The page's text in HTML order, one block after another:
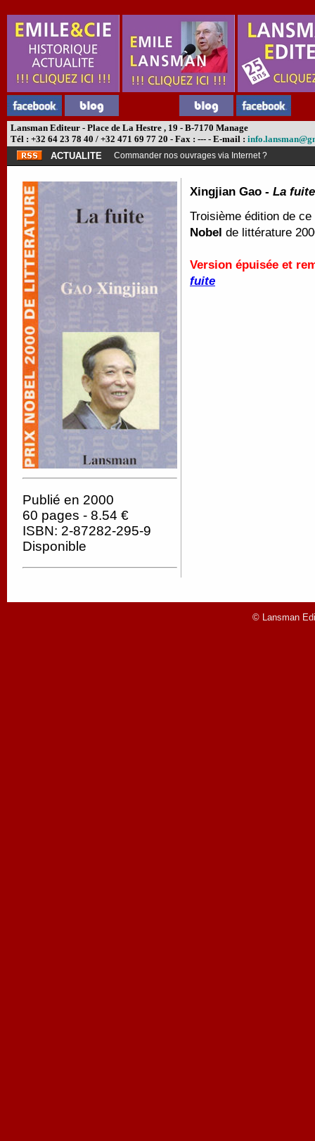
Lansman Editeur - Place de La Hestre , 19 - B-7170 Manage
Tél : +32 64 23 78 40 / +32 471 69 77 20 - Fax : --- - E-mail :
ACTUALITE
Commander nos ouvrages via Internet ?
Publié en 2000
60 pages - 8.54 €
ISBN: 2-87282-295-9
Disponible
Xingjian Gao - La fuite
Troisième édition de
Nobel de littérature
Version épuisée et
fuite
© Lansman